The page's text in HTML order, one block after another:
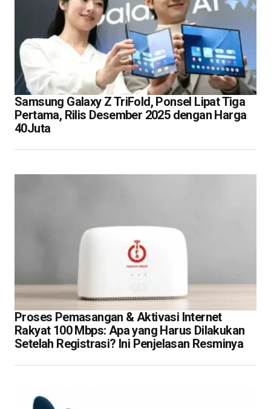
Samsung Galaxy Z TriFold, Ponsel Lipat Tiga
Pertama, Rilis Desember 2025 dengan Harga
40Juta
Proses Pemasangan & Aktivasi Internet
Rakyat 100 Mbps: Apa yang Harus Dilakukan
Setelah Registrasi? Ini Penjelasan Resminya